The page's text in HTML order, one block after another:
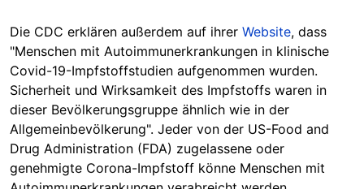
Die CDC erklären außerdem auf ihrer Website, dass
"Menschen mit Autoimmunerkrankungen in klinische
Covid-19-Impfstoffstudien aufgenommen wurden.
Sicherheit und Wirksamkeit des Impfstoffs waren in
dieser Bevölkerungsgruppe ähnlich wie in der
Allgemeinbevölkerung". Jeder von der US-Food and
Drug Administration (FDA) zugelassene oder
genehmigte Corona-Impfstoff könne Menschen mit